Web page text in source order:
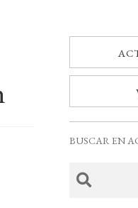
BUSCAR EN